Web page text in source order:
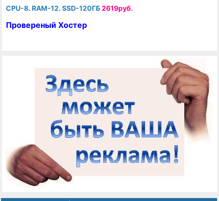
CPU-8. RAM-12. SSD-120ГБ2619руб.
Провереный Хостер